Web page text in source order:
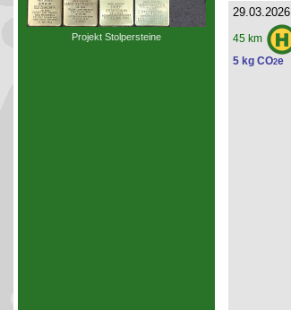
Projekt Stolpersteine
29.03.2026
45 km
5 kg CO2e